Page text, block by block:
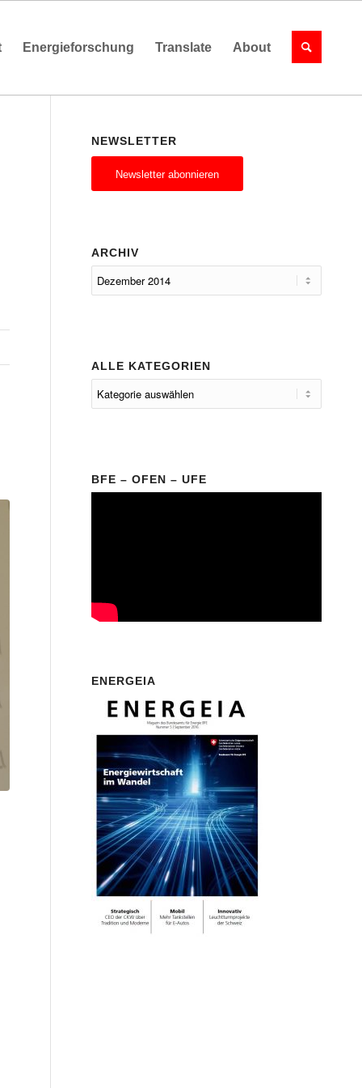
Energieforschung Translate About
NEWSLETTER
Newsletter abonnieren
ARCHIV
ALLE KATEGORIEN
BFE – OFEN – UFE
ENERGEIA